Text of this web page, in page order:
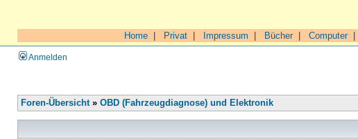
Home Privat Impressum Bücher| Computer|
Anmelden
Foren-Übersicht» OBD (Fahrzeugdiagnose) und Elektronik